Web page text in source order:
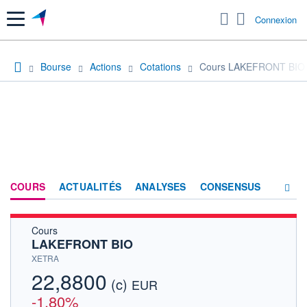
Menu Connexion
Bourse Actions Cotations Cours LAKEFRONT BIO
COURS ACTUALITÉS ANALYSES CONSENSUS
ACTIONNAIRES
Cours
LAKEFRONT BIO
XETRA
22,8800 (c) EUR
-1,80%